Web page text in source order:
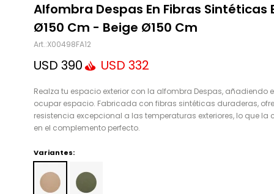
Alfombra Despas En Fibras Sintéticas
Ø150 Cm - Beige Ø150 Cm
X00498FA12
USD 390 USD 332
Realza tu espacio exterior con la alfombra Despas, añadiendo
ocupar espacio. Fabricada con fibras sintéticas duraderas,
resistencia excepcional a las temperaturas exteriores, lo que la
en el complemento perfecto.
Variantes: